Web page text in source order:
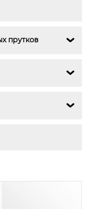
прутков 

